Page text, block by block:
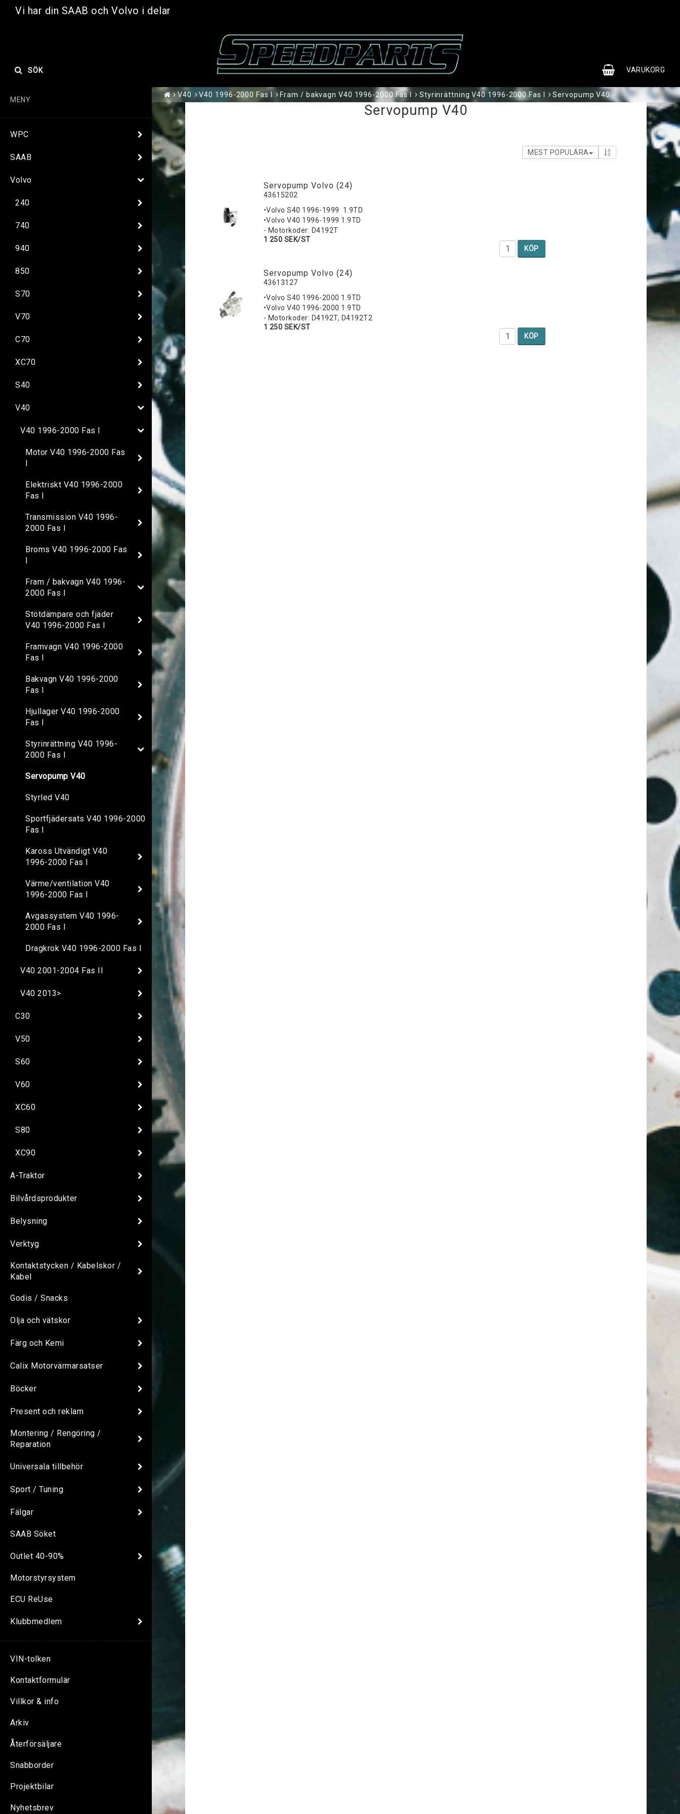
Vi har din SAAB och Volvo i delar
VARUKORG
SÖK
MENY
WPC
SAAB
Volvo
240
740
940
850
S70
V70
C70
XC70
S40
V40
V40 1996-2000 Fas I
Motor V40 1996-2000 Fas
Elektriskt V40 1996-2000
Fas I
Transmission V40 1996-
2000 Fas I
Broms V40 1996-2000 Fas
Fram / bakvagn V40 1996-
2000 Fas I
Stötdämpare och fjäder
V40 1996-2000 Fas I
Framvagn V40 1996-2000
Fas I
Bakvagn V40 1996-2000
Fas I
Hjullager V40 1996-2000
Fas I
Styrinrättning V40 1996-
2000 Fas I
Servopump V40
Styrled V40
Sportfjädersats V40 1996-2000
Fas I
Kaross Utvändigt V40
1996-2000 Fas I
Värme/ventilation V40
1996-2000 Fas I
Avgassystem V40 1996-
2000 Fas I
Dragkrok V40 1996-2000 Fas I
V40 2001-2004 Fas II
V40 2013>
C30
V50
S60
V60
XC60
S80
XC90
A-Traktor
Bilvårdsprodukter
Belysning
Verktyg
Kontaktstycken / Kabelskor /
Kabel
Godis / Snacks
Olja och vätskor
Färg och Kemi
Calix Motorvärmarsatser
Böcker
Present och reklam
Montering / Rengöring /
Reparation
Universala tillbehör
Sport / Tuning
Fälgar
SAAB Söket
Outlet 40-90%
Motorstyrsystem
ECU ReUse
Klubbmedlem
VIN-tolken
Kontaktformulär
Villkor & info
Arkiv
Återförsäljare
Snabborder
Projektbilar
Nyhetsbrev
V40 V40 1996-2000 Fas I Fram / bakvagn V40 1996-2000 Fas I Styrinrättning V40 1996-2000 Fas I Servopump V40
Servopump V40
MEST POPULÄRA
Servopump Volvo (24)
43615202
•Volvo S40 1996-1999 1.9TD
•Volvo V40 1996-1999 1.9TD
- Motorkoder: D4192T
1 250 SEK/ST
KÖP
Servopump Volvo (24)
43613127
•Volvo S40 1996-2000 1.9TD
•Volvo V40 1996-2000 1.9TD
- Motorkoder: D4192T, D4192T2
1 250 SEK/ST
KÖP